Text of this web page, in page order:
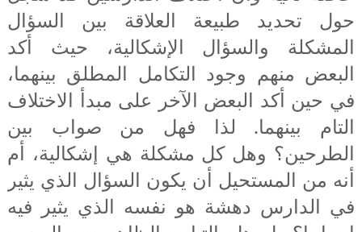
حول تحديد طبيعة العلاقة بين السؤال
المشكلة والسؤال الإشكالية، حيث أكد
البعض منهم وجود التكامل المطلق بينهما،
في حين أكد البعض الآخر على مبدأ الاختلاف
التام بينهما. لذا فهل من صواب بين
الطرحين؟ وهل كل مشكلة هي إشكالية، أم
أنه من المستحيل أن يكون السؤال الذي يثير
في الدارس دهشة هو نفسه الذي يثير فيه